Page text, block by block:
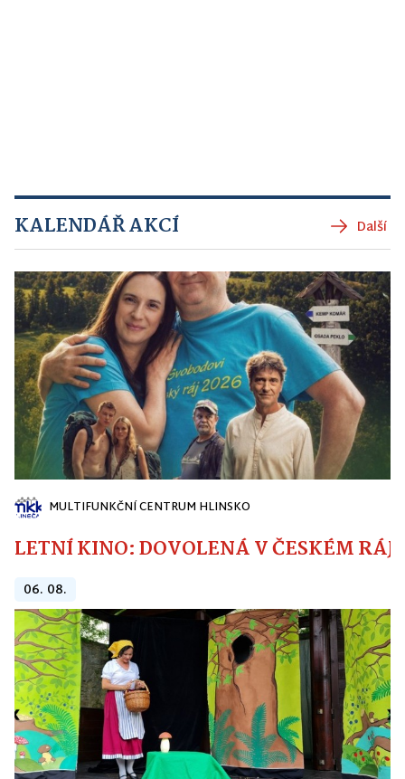
KALENDÁŘ AKCÍ Další
MULTIFUNKČNÍ CENTRUM HLINSKO
LETNÍ KINO: DOVOLENÁ V ČESKÉM RÁJI
06. 08.